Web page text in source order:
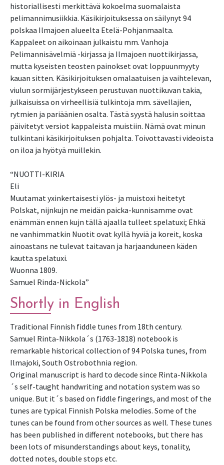
historiallisesti merkittävä kokoelma suomalaista
pelimannimusiikkia. Käsikirjoituksessa on säilynyt 94
polskaa Ilmajoen alueelta Etelä-Pohjanmaalta.
Kappaleet on aikoinaan julkaistu mm. Vanhoja
Pelimannisävelmiä -kirjassa ja Ilmajoen nuottikirjassa,
mutta kyseisten teosten painokset ovat loppuunmyyty
kauan sitten. Käsikirjoituksen omalaatuisen ja vaihtelevan,
viulun sormijärjestykseen perustuvan nuottikuvan takia,
julkaisuissa on virheellisiä tulkintoja mm. sävellajien,
rytmien ja pariäänien osalta. Tästä syystä halusin soittaa
päivitetyt versiot kappaleista muistiin. Nämä ovat minun
tulkintani käsikirjoituksen pohjalta. Toivottavasti videoista
on iloa ja hyötyä muillekin.
“NUOTTI-KIRIA
Eli
Muutamat yxinkertaisesti ylös- ja muistoxi heitetyt
Polskat, nijnkujn ne meidän paicka-kunnisamme ovat
enämmän ennen kujn tällä ajaalla tulleet spelatuxi; Ehkä
ne vanhimmatkin Nuotit ovat kyllä hyviä ja koreit, koska
ainoastans ne tulevat taitavan ja harjaanduneen käden
kautta spelatuxi.
Wuonna 1809.
Samuel Rinda-Nickola”
Shortly in English
Traditional Finnish fiddle tunes from 18th century.
Samuel Rinta-Nikkola´s (1763-1818) notebook is
remarkable historical collection of 94 Polska tunes, from
Ilmajoki, South Ostrobothnia region.
Original manuscript is hard to decode since Rinta-Nikkola
´s self-taught handwriting and notation system was so
unique. But it´s based on fiddle fingerings, and most of the
tunes are typical Finnish Polska melodies. Some of the
tunes can be found from other sources as well. These tunes
has been published in different notebooks, but there has
been lots of misunderstandings about keys, tonality,
dotted notes, double stops etc.